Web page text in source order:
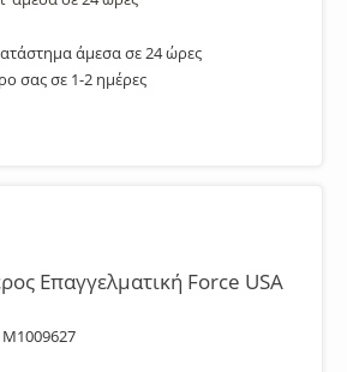
άμεσα σε 24 ώρες
σας σε 1-2 ημέρες
Επαγγελματική Force USA
M1009627